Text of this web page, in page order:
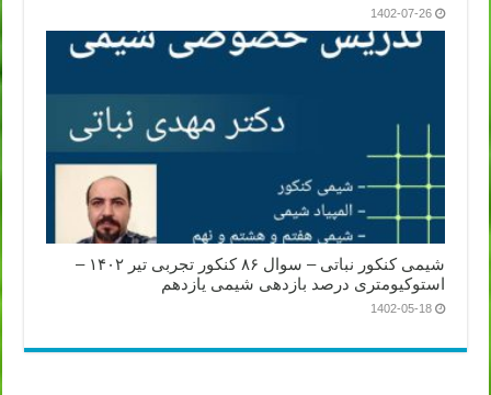
1402-07-26
شیمی کنکور نباتی – سوال ۸۶ کنکور تجربی تیر ۱۴۰۲ –
استوکیومتری درصد بازدهی شیمی یازدهم
1402-05-18